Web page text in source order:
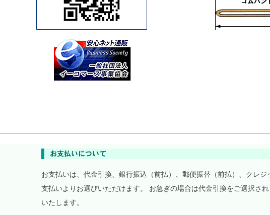
お支払いは、代金引換、銀行振込（前払）、郵便振替（前払）、クレジ
支払いよりお選びいただけます。 お急ぎの場合は代金引換をご選択さ
いたします。